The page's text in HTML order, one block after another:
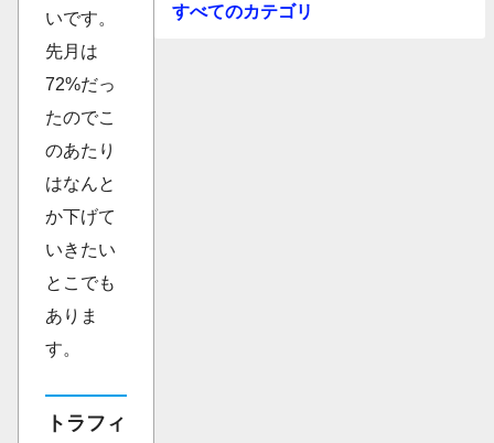
いです。
先月は
72%だっ
たのでこ
のあたり
はなんと
か下げて
いきたい
とこでも
ありま
す。
トラフィ
すべてのカテゴリ